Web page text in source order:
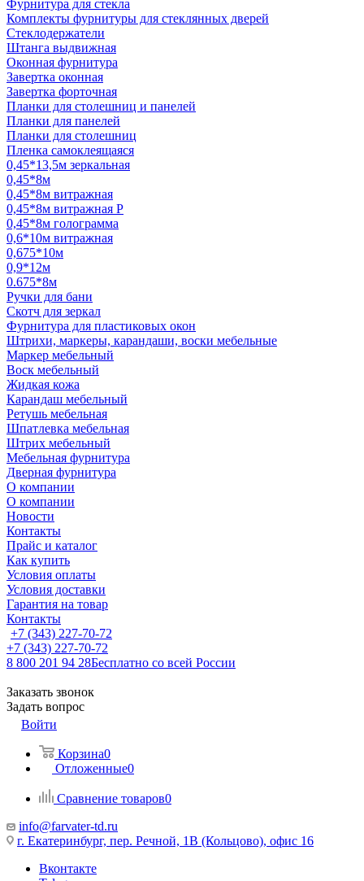
Фурнитура для стекла
Комплекты фурнитуры для стеклянных дверей
Стеклодержатели
Штанга выдвижная
Оконная фурнитура
Завертка оконная
Завертка форточная
Планки для столешниц и панелей
Планки для панелей
Планки для столешниц
Пленка самоклеящаяся
0,45*13,5м зеркальная
0,45*8м
0,45*8м витражная
0,45*8м витражная Р
0,45*8м голограмма
0,6*10м витражная
0,675*10м
0,9*12м
0.675*8м
Ручки для бани
Скотч для зеркал
Фурнитура для пластиковых окон
Штрихи, маркеры, карандаши, воски мебельные
Маркер мебельный
Воск мебельный
Жидкая кожа
Карандаш мебельный
Ретушь мебельная
Шпатлевка мебельная
Штрих мебельный
Мебельная фурнитура
Дверная фурнитура
О компании
О компании
Новости
Контакты
Прайс и каталог
Как купить
Условия оплаты
Условия доставки
Гарантия на товар
Контакты
+7 (343) 227-70-72
+7 (343) 227-70-72
8 800 201 94 28Бесплатно со всей России
Заказать звонок
Задать вопрос
Войти
Корзина0
Отложенные0
Сравнение товаров0
info@farvater-td.ru
г. Екатеринбург, пер. Речной, 1В (Кольцово), офис 16
Вконтакте